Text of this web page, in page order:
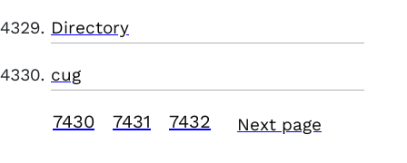
Directory
cug
7430 7431 7432 Next page